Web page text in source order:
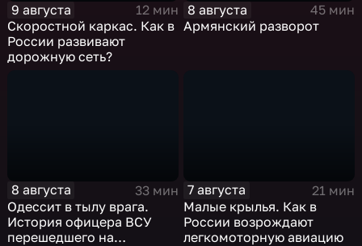
9 августа
12 мин
Скоростной каркас. Как в
России развивают
дорожную сеть?
8 августа
45 мин
Армянский разворот
8 августа
33 мин
Одессит в тылу врага.
История офицера ВСУ
перешедшего на
7 августа
21 мин
Малые крылья. Как в
России возрождают
легкомоторную авиацию